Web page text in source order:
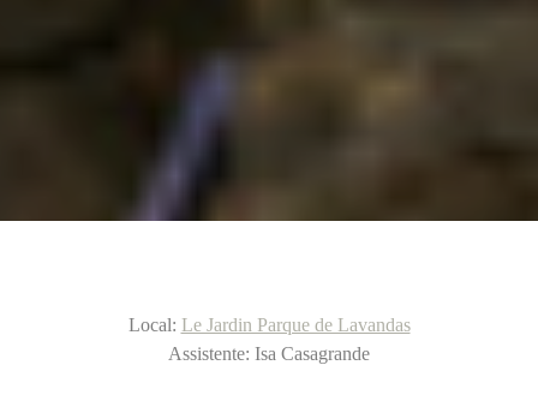
Local: Le Jardin Parque de Lavandas
Assistente: Isa Casagrande